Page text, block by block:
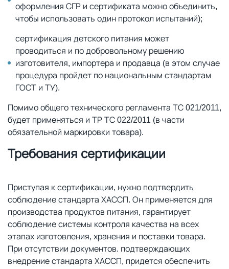
оформления СГР и сертификата можно объединить,
чтобы использовать один протокол испытаний);
сертификация детского питания может
проводиться и по добровольному решению
изготовителя, импортера и продавца (в этом случае
процедура пройдет по национальным стандартам
ГОСТ и ТУ).
Помимо общего технического регламента ТС 021/2011,
будет применяться и ТР ТС 022/2011 (в части
обязательной маркировки товара).
Требования сертификации
Приступая к сертификации, нужно подтвердить
соблюдение стандарта ХАССП. Он применяется для
производства продуктов питания, гарантирует
соблюдение системы контроля качества на всех
этапах изготовления, хранения и поставки товара.
При отсутствии документов. подтверждающих
внедрение стандарта ХАССП, придется обеспечить